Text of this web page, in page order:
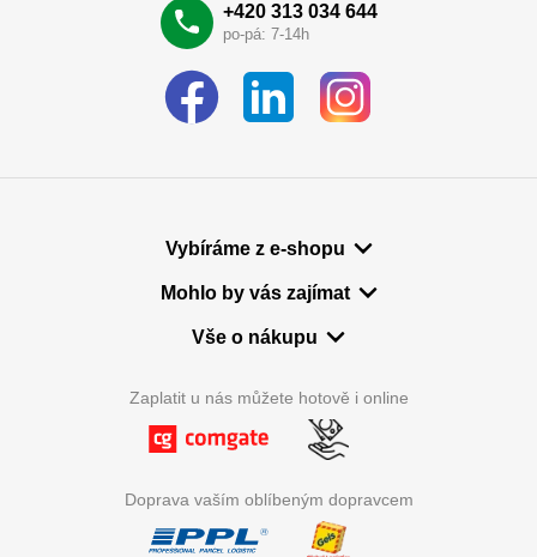
+420 313 034 644
po-pá: 7-14h
Vybíráme z e-shopu
Mohlo by vás zajímat
Vše o nákupu
Zaplatit u nás můžete hotově i online
Doprava vaším oblíbeným dopravcem